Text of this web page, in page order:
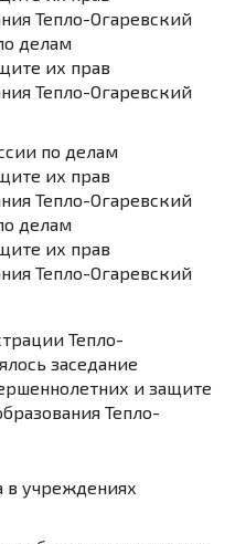
по делам
их прав
Тепло-Огаревский
делам
их прав
Тепло-Огаревский
Тепло-
заседание
и защите
Тепло-